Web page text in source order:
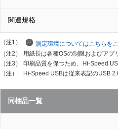
関連規格
（注1）
測定環境についてはこちらを
（注2）
用紙長は各種OSの制限およびア
（注3）
印刷品質を保つため、Hi-Speed
（注）
Hi-Speed USBは従来表記のUSB
同梱品一覧